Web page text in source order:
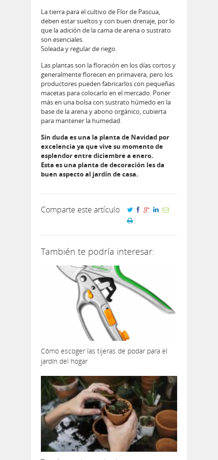
La tierra para el cultivo de Flor de Pascua,
deben estar sueltos y con buen drenaje, por lo
que la adición de la cama de arena o sustrato
son esenciales.
Soleada y regular de riego.
Las plantas son la floración en los días cortos y
generalmente florecen en primavera, pero los
productores pueden fabricarlos con pequeñas
macetas para colocarlo en el mercado. Poner
más en una bolsa con sustrato húmedo en la
base de la arena y abono orgánico, cubierta
para mantener la humedad.
Sin duda es una la planta de Navidad por
excelencia ya que vive su momento de
esplendor entre diciembre a enero.
Esta es una planta de decoración les da
buen aspecto al jardín de casa.
Comparte este artículo
También te podría interesar:
Cómo escoger las tijeras de podar para el
jardín del hogar